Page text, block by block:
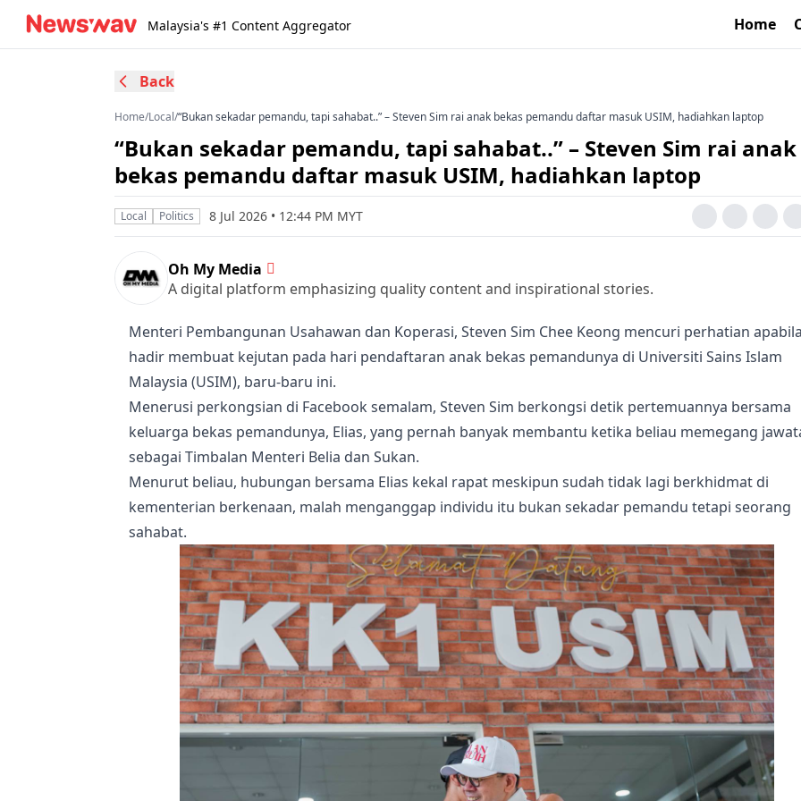
Malaysia's #1 Content Aggregator Home
Back
Home/Local/“Bukan sekadar pemandu, tapi sahabat..” – Steven Sim rai anak bekas pemandu daftar masuk USIM, hadiahkan laptop
“Bukan sekadar pemandu, tapi sahabat..” – Steven Sim rai anak
bekas pemandu daftar masuk USIM, hadiahkan laptop
Local Politics 8 Jul 2026 • 12:44 PM MYT
Oh My Media
A digital platform emphasizing quality content and inspirational stories.
Menteri Pembangunan Usahawan dan Koperasi, Steven Sim Chee Keong mencuri perhatian
hadir membuat kejutan pada hari pendaftaran anak bekas pemandunya di Universiti Sains Islam
Malaysia (USIM), baru-baru ini.
Menerusi perkongsian di Facebook semalam, Steven Sim berkongsi detik pertemuannya bersama
keluarga bekas pemandunya, Elias, yang pernah banyak membantu ketika beliau memegang
sebagai Timbalan Menteri Belia dan Sukan.
Menurut beliau, hubungan bersama Elias kekal rapat meskipun sudah tidak lagi berkhidmat di
kementerian berkenaan, malah menganggap individu itu bukan sekadar pemandu tetapi seorang
sahabat.